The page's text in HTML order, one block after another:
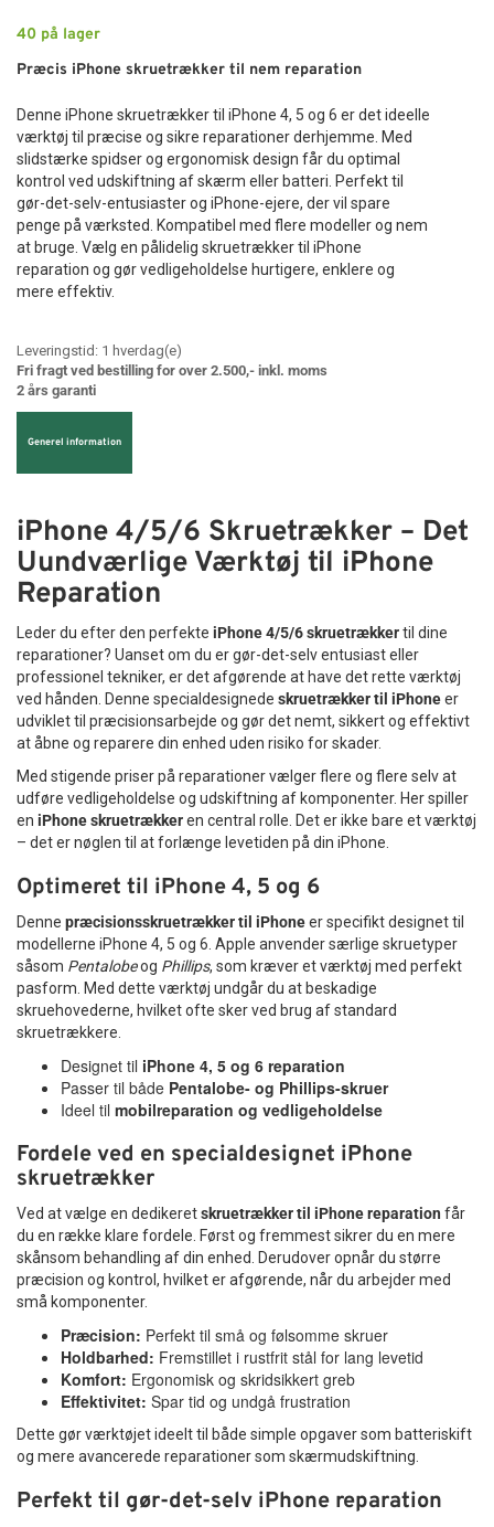
40 på lager
Præcis iPhone skruetrækker til nem reparation
Denne iPhone skruetrækker til iPhone 4, 5 og 6 er det ideelle
værktøj til præcise og sikre reparationer derhjemme. Med
slidstærke spidser og ergonomisk design får du optimal
kontrol ved udskiftning af skærm eller batteri. Perfekt til
gør-det-selv-entusiaster og iPhone-ejere, der vil spare
penge på værksted. Kompatibel med flere modeller og nem
at bruge. Vælg en pålidelig skruetrækker til iPhone
reparation og gør vedligeholdelse hurtigere, enklere og
mere effektiv.
Leveringstid: 1 hverdag(e)
Fri fragt ved bestilling for over 2.500,- inkl. moms
2 års garanti
Generel information
iPhone 4/5/6 Skruetrækker – Det
Uundværlige Værktøj til iPhone
Reparation
Leder du efter den perfekte iPhone 4/5/6 skruetrækkertil dine
reparationer? Uanset om du er gør-det-selv entusiast eller
professionel tekniker, er det afgørende at have det rette værktøj
ved hånden. Denne specialdesignede skruetrækker til iPhoneer
udviklet til præcisionsarbejde og gør det nemt, sikkert og effektivt
at åbne og reparere din enhed uden risiko for skader.
Med stigende priser på reparationer vælger flere og flere selv at
udføre vedligeholdelse og udskiftning af komponenter. Her spiller
en iPhone skruetrækkeren central rolle. Det er ikke bare et værktøj
– det er nøglen til at forlænge levetiden på din iPhone.
Optimeret til iPhone 4, 5 og 6
Denne præcisionsskruetrækker til iPhoneer specifikt designet til
modellerne iPhone 4, 5 og 6. Apple anvender særlige skruetyper
såsom Pentalobeog Phillips, som kræver et værktøj med perfekt
pasform. Med dette værktøj undgår du at beskadige
skruehovederne, hvilket ofte sker ved brug af standard
skruetrækkere.
Designet til iPhone 4, 5 og 6 reparation
Passer til både Pentalobe- og Phillips-skruer
Ideel til mobilreparation og vedligeholdelse
Fordele ved en specialdesignet iPhone
skruetrækker
Ved at vælge en dedikeretskruetrækker til iPhone reparation får
du en række klare fordele. Først og fremmest sikrer du en mere
skånsom behandling af din enhed. Derudover opnår du større
præcision og kontrol, hvilket er afgørende, når du arbejder med
små komponenter.
Præcision: Perfekt til små og følsomme skruer
Holdbarhed: Fremstillet i rustfrit stål for lang levetid
Komfort: Ergonomisk og skridsikkert greb
Effektivitet: Spar tid og undgå frustration
Dette gør værktøjet ideelt til både simple opgaver som batteriskift
og mere avancerede reparationer som skærmudskiftning.
Perfekt til gør-det-selv iPhone reparation